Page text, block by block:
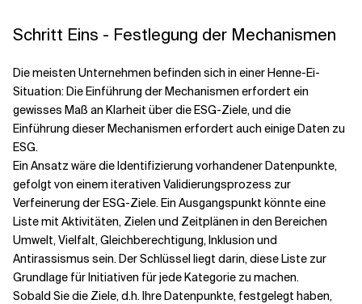
Schritt Eins - Festlegung der Mechanismen
Die meisten Unternehmen befinden sich in einer Henne-Ei-
Situation: Die Einführung der Mechanismen erfordert ein
gewisses Maß an Klarheit über die ESG-Ziele, und die
Einführung dieser Mechanismen erfordert auch einige Daten zu
ESG.
Ein Ansatz wäre die Identifizierung vorhandener Datenpunkte,
gefolgt von einem iterativen Validierungsprozess zur
Verfeinerung der ESG-Ziele. Ein Ausgangspunkt könnte eine
Liste mit Aktivitäten, Zielen und Zeitplänen in den Bereichen
Umwelt, Vielfalt, Gleichberechtigung, Inklusion und
Antirassismus sein. Der Schlüssel liegt darin, diese Liste zur
Grundlage für Initiativen für jede Kategorie zu machen.
Sobald Sie die Ziele, d.h. Ihre Datenpunkte, festgelegt haben,